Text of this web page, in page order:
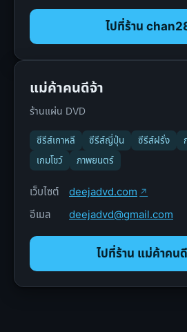
แม่ค้าคนดีจ้า
ร้านแผ่น DVD
ซีรีส์เกาหลี ซีรีส์ญี่ปุ่น ซีรีส์ฝรั่ง
เกมโชว์
ภาพยนตร์
เว็บไซต์
deejadvd.com
อีเมล
deejadvd@gmail.com
ไปที่ร้าน แม่ค้าคน
ไปที่ร้าน